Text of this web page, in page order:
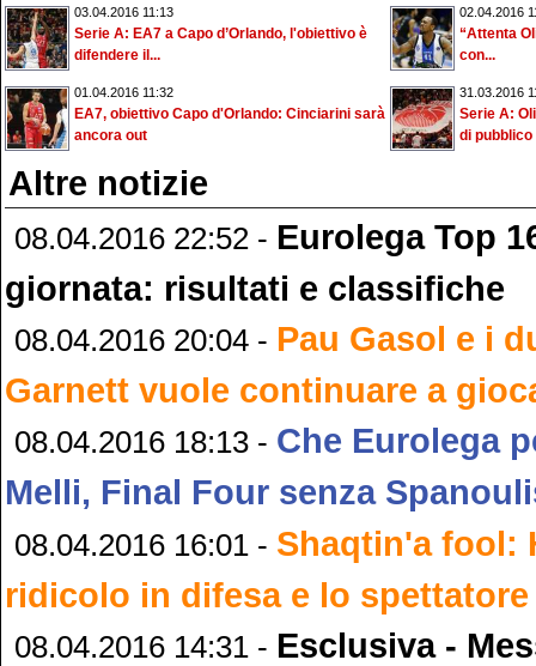
03.04.2016 11:13
Serie A: EA7 a Capo d’Orlando, l'obiettivo è
difendere il...
02.04.2016
“Attenta
con...
01.04.2016 11:32
EA7, obiettivo Capo d'Orlando: Cinciarini sarà
ancora out
31.03.2016
Serie A:
di pubblico
Altre notizie
08.04.2016 22:52 - Eurolega Top
giornata: risultati e classifiche
08.04.2016 20:04 - Pau Gasol e i
Garnett vuole continuare a
08.04.2016 18:13 - Che Eurolega
Melli, Final Four senza
08.04.2016 16:01 - Shaqtin'a fool:
ridicolo in difesa e lo
08.04.2016 14:31 - Esclusiva -